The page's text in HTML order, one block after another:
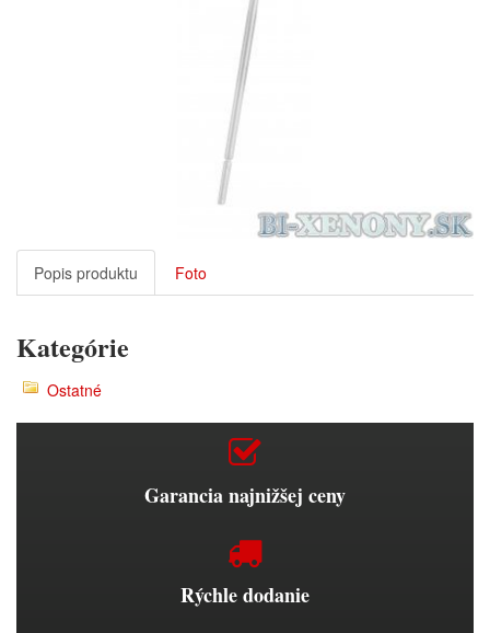
Popis produktu Foto
Kategórie
Ostatné
Garancia najnižšej ceny
Rýchle dodanie